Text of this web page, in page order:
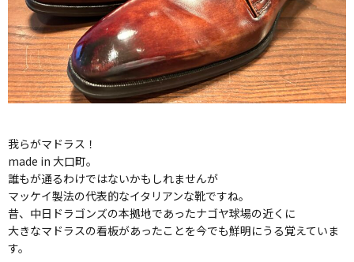
我らがマドラス！
made in 大口町。
誰もが通るわけではないかもしれませんが
マッケイ製法の代表的なイタリアンな靴ですね。
昔、中日ドラゴンズの本拠地であったナゴヤ球場の近くに
大きなマドラスの看板があったことを今でも鮮明にうる覚えていま
す。